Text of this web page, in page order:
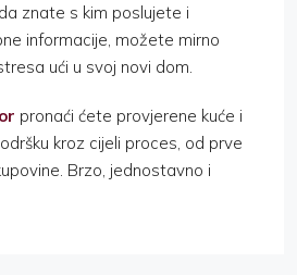
znate s kim poslujete i
informacije, možete mirno
ući u svoj novi dom.
pronaći ćete provjerene kuće i
kroz cijeli proces, od prve
Brzo, jednostavno i